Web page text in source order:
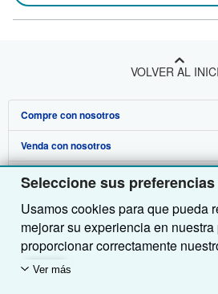
Seleccione sus
Usamos cookies para que pueda
mejorar su experiencia en
proporcionar correctamente
utilizamos cookies para
Ver más
VOLVER AL
Compre con nosotros
Búsqueda avanzada
Colecciones
Mi cuenta
Mis pedidos
Ver carrito
Venda con nosotros
Comenzar a vender
Únase a nuestro programa de afiliados
Recomiende un vendedor
Sobre nosotros
Sobre IberLibro
Medios
Empleo
Obtener Ayuda
Preguntas frecuentes y guías
Atención al Cliente
Otras compañías de AbeBooks
AbeBooks.com
Siga a IberLibro